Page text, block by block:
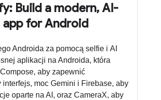
Build a modern, AI-
for Android
Androida za pomocą selfie i AI
aplikacji na Androida, która
aby zapewnić
interfejs, moc Gemini i Firebase, aby
oparte na AI, oraz CameraX, aby